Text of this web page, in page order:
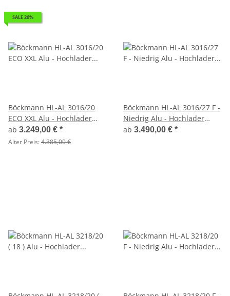
SALE 26%
Böckmann HL-AL 3016/20
ECO XXL Alu - Hochlader
Anhänger
ab 3.249,00 € *
Alter Preis:4.385,00 €
Böckmann HL-AL 3016/27 F -
Niedrig Alu - Hochlader
Anhänger
ab 3.490,00 € *